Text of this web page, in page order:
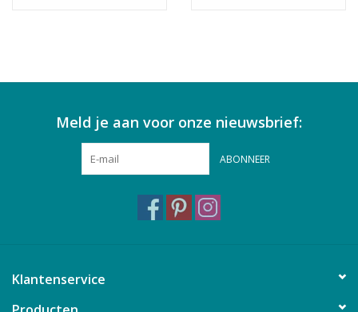
Meld je aan voor onze nieuwsbrief:
ABONNEER
Klantenservice